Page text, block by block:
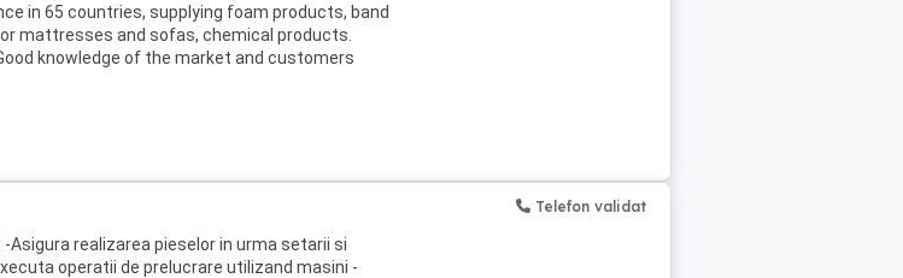
in 65 countries, supplying foam products, band
mattresses and sofas, chemical products.
Good knowledge of the market and customers
business opportunities and following ...
-Asigura realizarea pieselor in urma setarii si
operatii de prelucrare utilizand masini -
Telefon validat